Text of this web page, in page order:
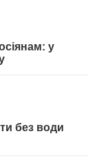
у
без води